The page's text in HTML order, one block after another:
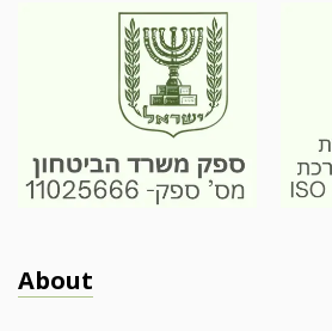
About